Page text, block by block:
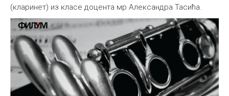
Студенти
Међународна
(кларинет) из класе доцента мр Александра Тасића.